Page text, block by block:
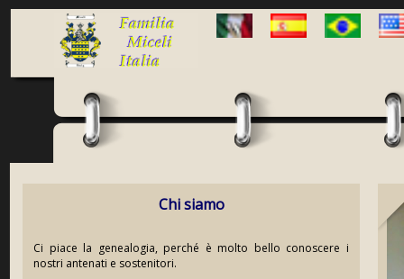
Chi siamo
Ci piace la genealogia, perché è molto bello conoscere i
nostri antenati e sostenitori.